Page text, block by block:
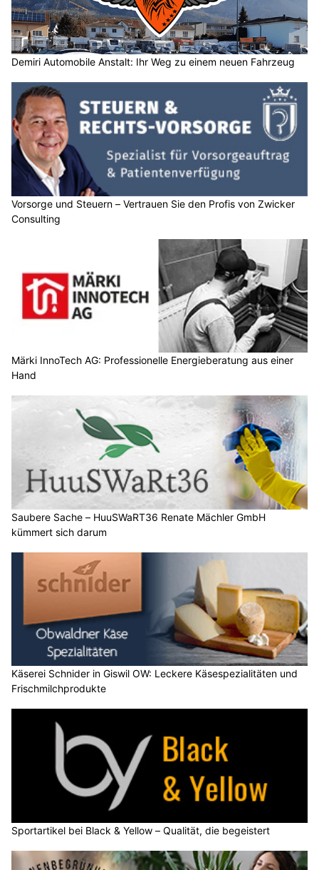
Demiri Automobile Anstalt: Ihr Weg zu einem neuen Fahrzeug
Vorsorge und Steuern – Vertrauen Sie den Profis von Zwicker
Consulting
Märki InnoTech AG: Professionelle Energieberatung aus einer
Hand
Saubere Sache – HuuSWaRT36 Renate Mächler GmbH
kümmert sich darum
Käserei Schnider in Giswil OW: Leckere Käsespezialitäten und
Frischmilchprodukte
Sportartikel bei Black & Yellow – Qualität, die begeistert